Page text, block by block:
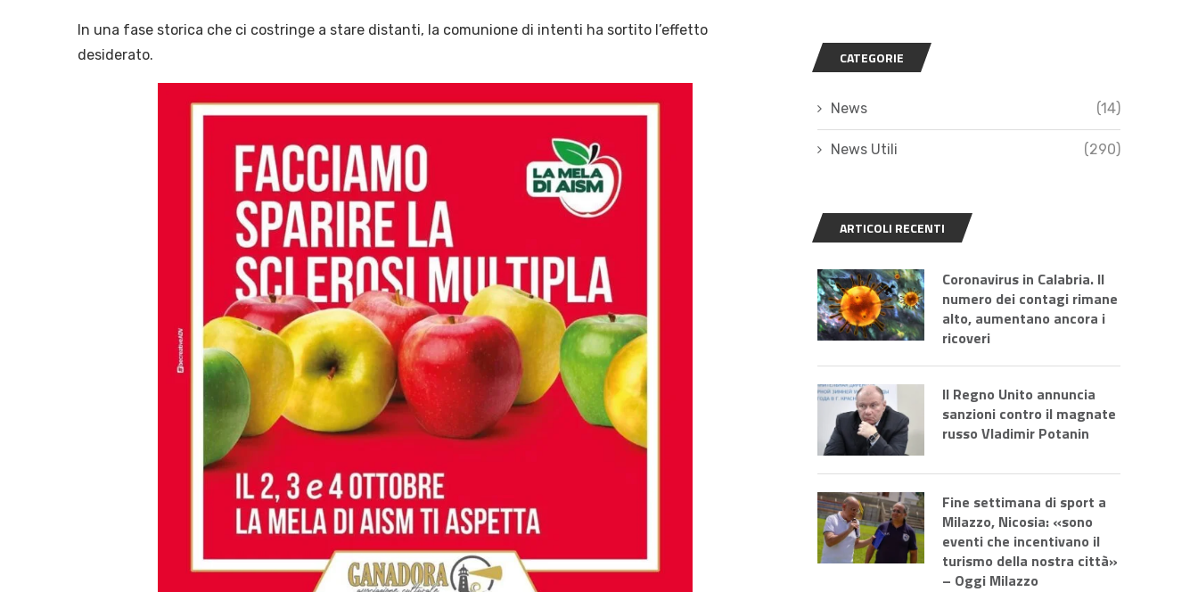
In una fase storica che ci costringe a stare distanti, la comunione di intenti ha sortito l’effetto
desiderato.
CATEGORIE
News (14)
News Utili (290)
ARTICOLI RECENTI
Coronavirus in Calabria. Il
numero dei contagi rimane
alto, aumentano ancora i
ricoveri
Il Regno Unito annuncia
sanzioni contro il magnate
russo Vladimir Potanin
Fine settimana di sport a
Milazzo, Nicosia: «sono
eventi che incentivano il
turismo della nostra città»
– Oggi Milazzo